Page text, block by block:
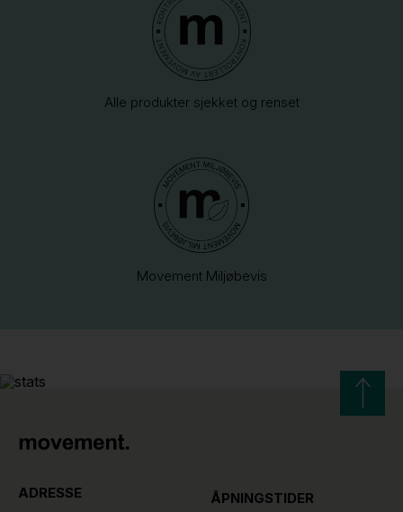
Alle produkter sjekket og renset
Movement Miljøbevis
ADRESSE ÅPNINGSTIDER